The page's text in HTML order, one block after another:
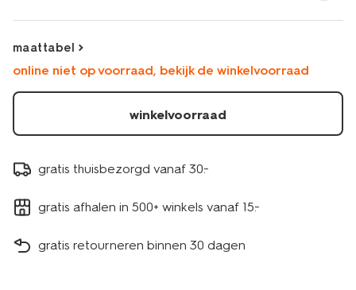
maattabel
online niet op voorraad, bekijk de winkelvoorraad
winkelvoorraad
gratis thuisbezorgd vanaf 30.-
gratis afhalen in 500+ winkels vanaf 15.-
gratis retourneren binnen 30 dagen